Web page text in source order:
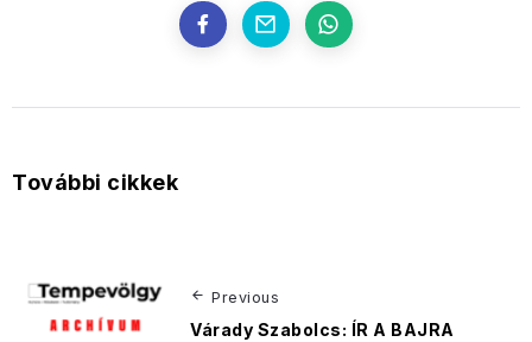
További cikkek
Previous
Várady Szabolcs: ÍR A BAJRA